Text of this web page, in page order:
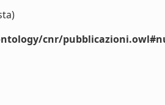
cnr/